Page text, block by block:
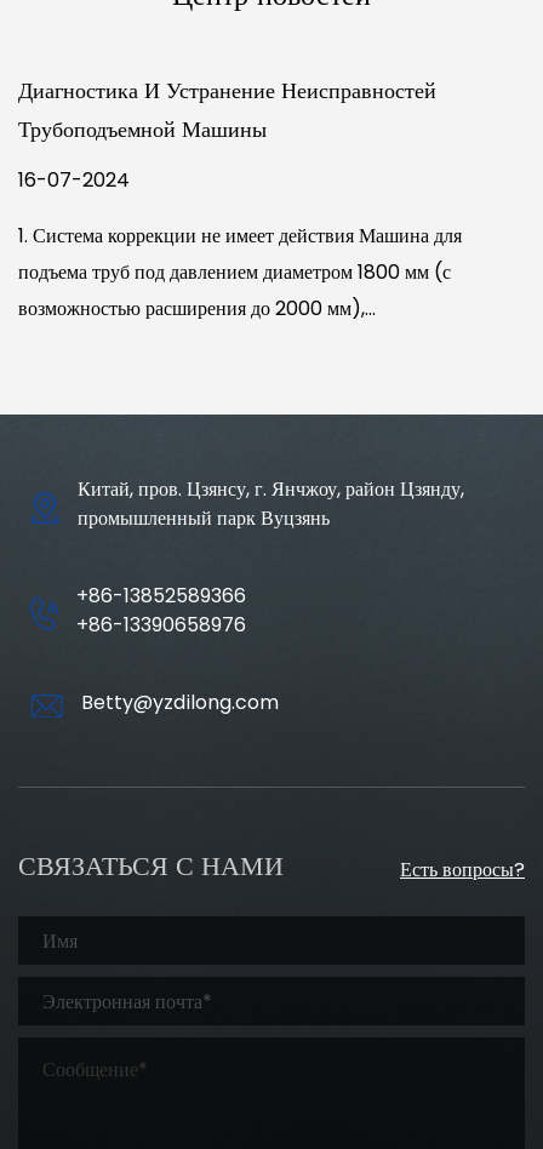
Диагностика И Устранение Неисправностей
Трубоподъемной Машины
16-07-2024
1. Система коррекции не имеет действия Машина для
подъема труб под давлением диаметром 1800 мм (с
возможностью расширения до 2000 мм),...
Китай, пров. Цзянсу, г. Янчжоу, район Цзянду,
промышленный парк Вуцзянь
+86-13852589366
+86-13390658976
Betty@yzdilong.com
СВЯЗАТЬСЯ С НАМИ Есть вопросы?